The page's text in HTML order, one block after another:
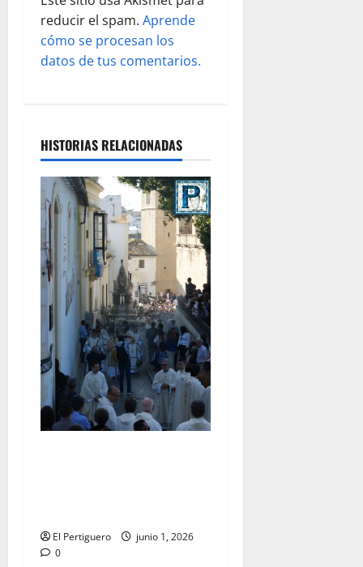
d
a
reducir el spam. Aprende
cómo se procesan los
datos de tus comentarios.
HISTORIAS RELACIONADAS
El Pertiguero
junio 1, 2026
0